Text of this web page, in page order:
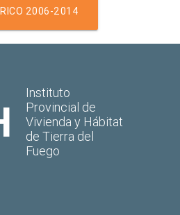
2006-2014
Instituto
Provincial de
Vivienda y Hábitat
de Tierra del
Fuego